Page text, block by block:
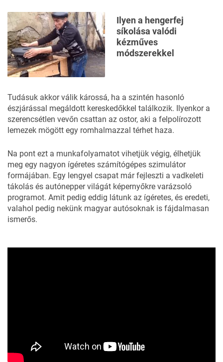
Ilyen a hengerfej
síkolása valódi
kézműves
módszerekkel
Tudásuk akkor válik károssá, ha a szintén hasonló
észjárással megáldott kereskedőkkel találkozik. Ilyenkor a
szerencsétlen vevőn csattan az ostor, aki a felpolírozott
lemezek mögött egy romhalmazzal térhet haza.
Na pont ezt a munkafolyamatot vihetjük végig, élhetjük
meg egy nagyon ígéretes számítógépes szimulátor
formájában. Egy lengyel csapat már fejleszti a vadkeleti
tákolás és autónepper világát képernyőkre varázsoló
programot. Amit pedig eddig látunk az ígéretes, és eredeti,
valahol pedig nekünk magyar autósoknak is fájdalmasan
ismerős.